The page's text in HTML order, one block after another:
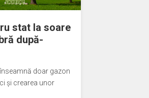
stat la soare
după-
doar gazon
și crearea unor